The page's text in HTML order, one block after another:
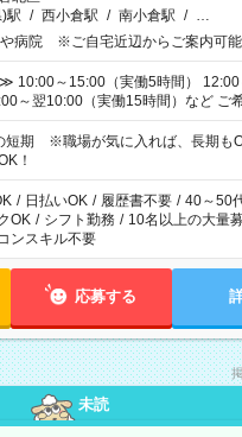
駅 / 西小倉駅 / 南小倉駅 / …
病院 ※ご自宅近辺からご案内可能
10:00～15:00（実働5時間） 12:00
10:00（実働15時間）など ご希望に応じて、
整できます！ お気軽に担当へ相談
短期 ※職場が気に入れば、長期
！
/ 日払いOK / 履歴書不要 / 40～50
OK / シフト勤務 / 10名以上の大量
ンスキル不要
応募する
未読